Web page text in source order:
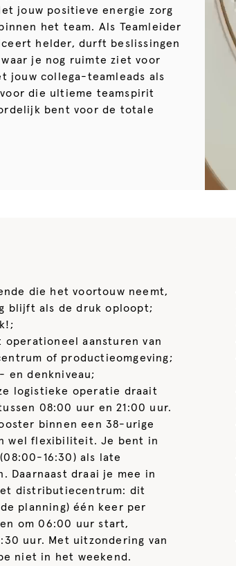
jouw positieve energie zorg
het team. Als Teamleider
helder, durft beslissingen
je nog ruimte ziet voor
jouw collega-teamleads als
die ultieme teamspirit
bent voor de totale
die het voortouw neemt,
blijft als de druk oploopt;
aansturen van
of productieomgeving;
en denkniveau;
logistieke operatie draait
08:00 uur en 21:00 uur.
binnen een 38-urige
wel flexibiliteit. Je bent in
16:30) als late
Daarnaast draai je mee in
distributiecentrum: dit
planning) één keer per
om 06:00 uur start,
uur. Met uitzondering van
niet in het weekend.